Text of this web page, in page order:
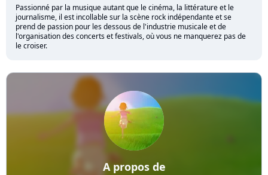
Passionné par la musique autant que le cinéma, la littérature et le
journalisme, il est incollable sur la scène rock indépendante et se
prend de passion pour les dessous de l'industrie musicale et de
l'organisation des concerts et festivals, où vous ne manquerez pas de
le croiser.
A propos de